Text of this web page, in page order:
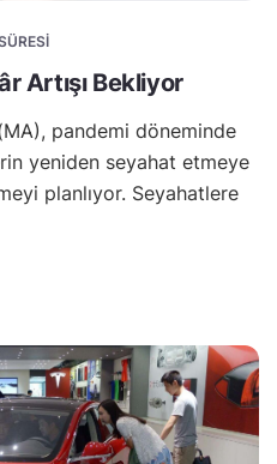
Artışı Bekliyor
pandemi döneminde
yeniden seyahat etmeye
planlıyor. Seyahatlere